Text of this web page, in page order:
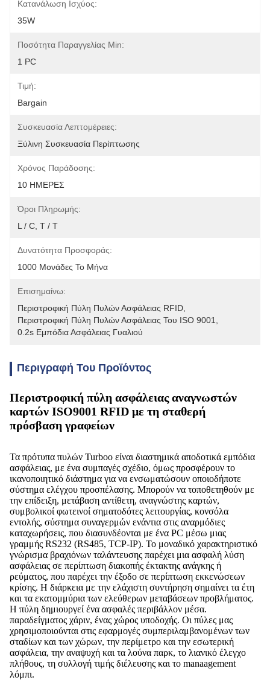
Κατανάλωση Ισχύος:
35W
Ποσότητα Παραγγελίας Min:
1 PC
Τιμή:
Bargain
Συσκευασία Λεπτομέρειες:
Ξύλινη Συσκευασία Περίπτωσης
Χρόνος Παράδοσης:
10 ΗΜΕΡΕΣ
Όροι Πληρωμής:
L / C, T / T
Δυνατότητα Προσφοράς:
1000 Μονάδες Το Μήνα
Επισημαίνω:
Περιστροφική Πύλη Πυλών Ασφάλειας RFID
Περιστροφική Πύλη Πυλών Ασφάλειας Του ISO 9001
0.2s Εμπόδια Ασφάλειας Γυαλιού
Περιγραφή Του Προϊόντος
Περιστροφική πύλη ασφάλειας αναγνωστών
καρτών ISO9001 RFID με τη σταθερή
πρόσβαση γραφείων
Τα πρότυπα πυλών Turboo είναι διαστημικά αποδοτικά εμπόδια
ασφάλειας, με ένα συμπαγές σχέδιο, όμως προσφέρουν το
ικανοποιητικό διάστημα για να ενσωματώσουν οποιοδήποτε
σύστημα ελέγχου προσπέλασης. Μπορούν να τοποθετηθούν με
την επίδειξη, μετάβαση αντίθετη, αναγνώστης καρτών,
συμβολικοί φωτεινοί σηματοδότες λειτουργίας, κονσόλα
εντολής, σύστημα συναγερμών ενάντια στις αναρμόδιες
καταχωρήσεις, που διασυνδέονται με ένα PC μέσω μιας
γραμμής RS232 (RS485, TCP-IP). Το μοναδικό χαρακτηριστικό
γνώρισμα βραχιόνων ταλάντευσης παρέχει μια ασφαλή λύση
ασφάλειας σε περίπτωση διακοπής έκτακτης ανάγκης ή
ρεύματος, που παρέχει την έξοδο σε περίπτωση εκκενώσεων
κρίσης. Η διάρκεια με την ελάχιστη συντήρηση σημαίνει τα έτη
και τα εκατομμύρια των ελεύθερων μεταβάσεων προβλήματος.
Η πύλη δημιουργεί ένα ασφαλές περιβάλλον μέσα.
παραδείγματος χάριν, ένας χώρος υποδοχής. Οι πύλες μας
χρησιμοποιούνται στις εφαρμογές συμπεριλαμβανομένων των
σταδίων και των χώρων, την περίμετρο και την εσωτερική
ασφάλεια, την αναψυχή και τα λούνα παρκ, το λιανικό έλεγχο
πλήθους, τη συλλογή τιμής διέλευσης και το manaagement
λόμπι.